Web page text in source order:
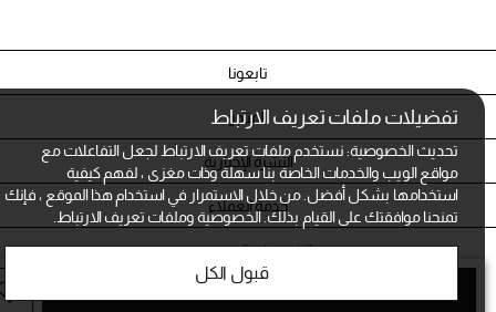
تفضيلات ملفات تعريف الارتباط
تحديث الخصوصية: نستخدم ملفات تعريف الارتباط لجعل التفاعلات مع
مواقع الويب والخدمات الخاصة بنا سهلة وذات مغزى ، لفهم كيفية
استخدامها بشكل أفضل. من خلال الاستمرار في استخدام هذا الموقع ، فإنك
تمنحنا موافقتك على القيام بذلك.الخصوصية وملفات تعريف الارتباط.
قبول الكل
أضف الى الحقيبة
تابعونا
المتاجر
النشرة الإخبارية
خدمة العملاء
الشروط و الخصوصية